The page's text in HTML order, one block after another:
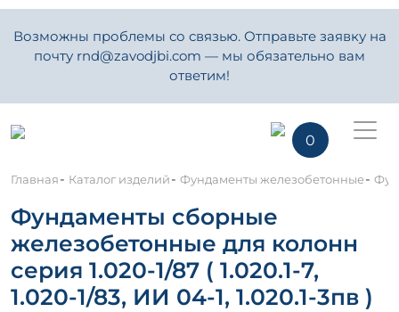
Возможны проблемы со связью. Отправьте заявку на
почту rnd@zavodjbi.com — мы обязательно вам
ответим!
0
Главная- Каталог изделий- Фундаменты железобетонные-
Фундаменты сборные
железобетонные для колонн
серия 1.020-1/87 ( 1.020.1-7,
1.020-1/83, ИИ 04-1, 1.020.1-3пв )